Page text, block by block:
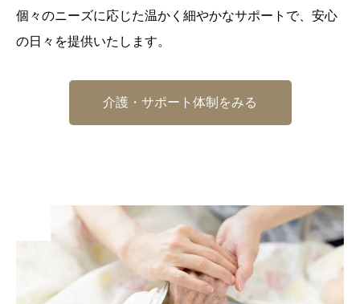
個々のニーズに応じた温かく細やかなサポートで、安心
の日々を提供いたします。
介護・サポート体制をみる